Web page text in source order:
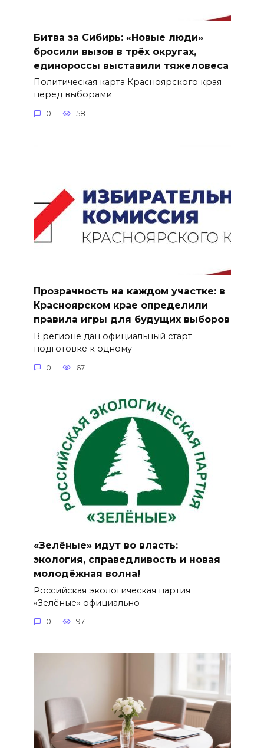
Битва за Сибирь: «Новые люди»
бросили вызов в трёх округах,
единороссы выставили тяжеловеса
Политическая карта Красноярского края
перед выборами
0 58
Прозрачность на каждом участке: в
Красноярском крае определили
правила игры для будущих выборов
В регионе дан официальный старт
подготовке к одному
0 67
«Зелёные» идут во власть:
экология, справедливость и новая
молодёжная волна!
Российская экологическая партия
«Зелёные» официально
0 97